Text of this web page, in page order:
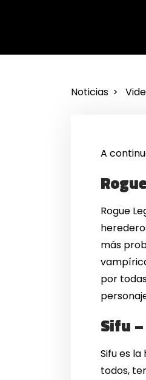
Noticias
A
Rogue
más
por
Sifu
Sifu es
todos,